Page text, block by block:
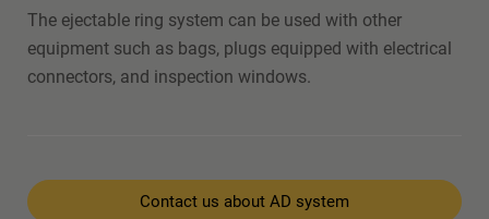
The ejectable ring system can be used with other
equipment such as bags, plugs equipped with electrical
connectors, and inspection windows.
Contact us about AD system